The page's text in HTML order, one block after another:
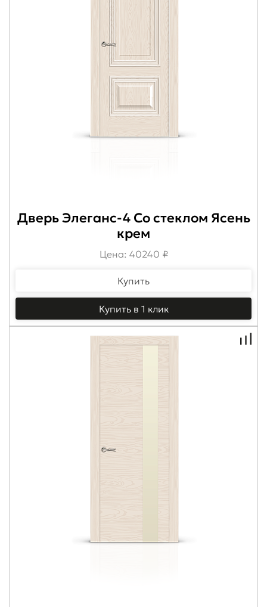
Дверь Элеганс-4 Со стеклом Ясень
крем
Цена: 40240 ₽
Купить
Купить в 1 клик